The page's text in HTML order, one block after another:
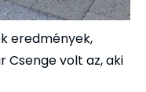
eredmények,
Csenge volt az, aki